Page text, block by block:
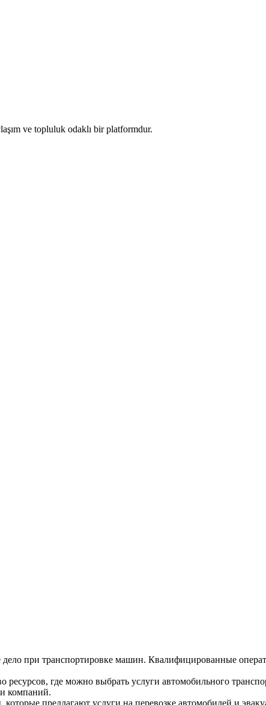
ve topluluk odaklı bir platformdur.
при транспортировке машин. Квалифицированные
где можно выбрать услуги автомобильного
компаний.
предлагают услуги на перевозке автомобилей и